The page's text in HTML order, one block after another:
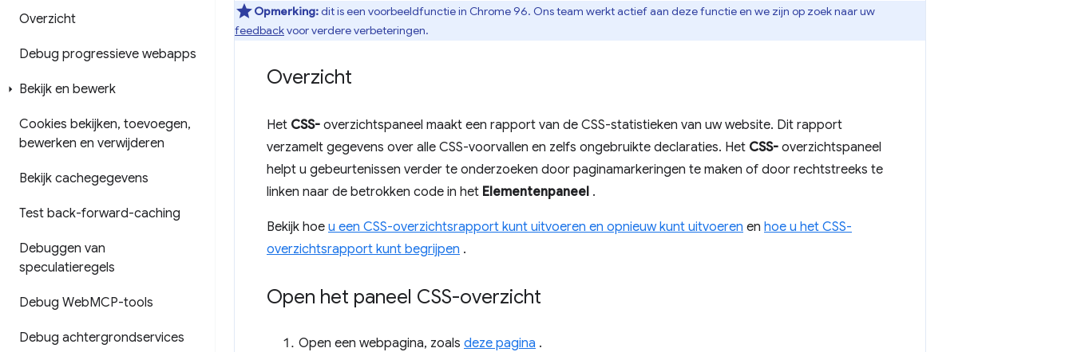
Overzicht
Debug progressieve webapps
Bekijk en bewerk
Cookies bekijken, toevoegen,
bewerken en verwijderen
Bekijk cachegegevens
Test back-forward-caching
Debuggen van
speculatieregels
Debug WebMCP-tools
Debug achtergrondservices
Opmerking:dit is een voorbeeldfunctie in Chrome 96. Ons team werkt actief aan deze functie en we zijn op zoek naar uw
feedbackvoor verdere verbeteringen.
Overzicht
Het CSS- overzichtspaneel maakt een rapport van de CSS-statistieken van uw website. Dit rapport
verzamelt gegevens over alle CSS-voorvallen en zelfs ongebruikte declaraties. Het CSS- overzichtspaneel
helpt u gebeurtenissen verder te onderzoeken door paginamarkeringen te maken of door rechtstreeks te
linken naar de betrokken code in het Elementenpaneel .
Bekijk hoe u een CSS-overzichtsrapport kunt uitvoeren en opnieuw kunt uitvoeren en hoe u het CSS-
overzichtsrapport kunt begrijpen .
Open het paneel CSS-overzicht
Open een webpagina, zoals deze pagina .